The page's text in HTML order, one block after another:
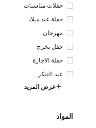
حفلات مناسبات
حفلة عيد ميلاد
مهرجان
حفل تخرج
حفلة الاجازة
عيد التنكر
عرض المزيد
المواد